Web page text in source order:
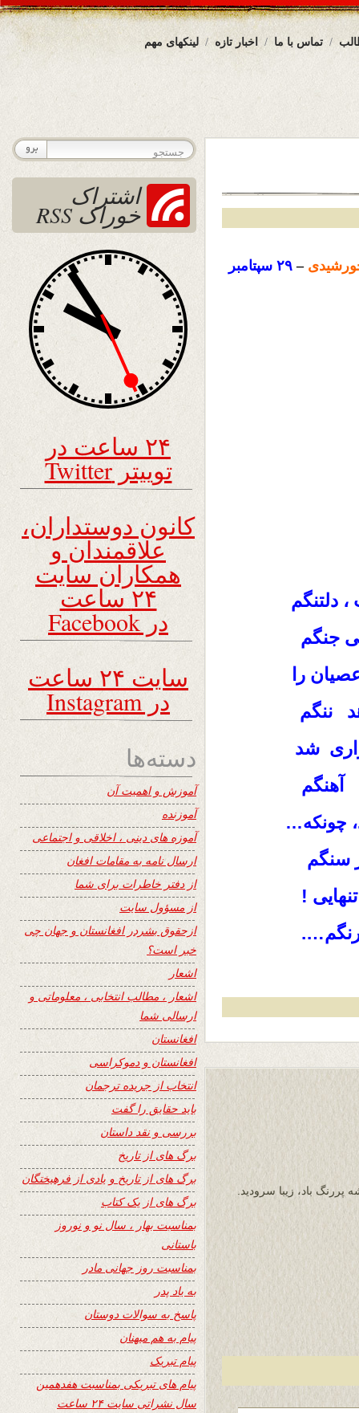
لینکهای مهم اخبار تازه تماس با ما
– ۲۹ سپتامبر
جنگم
را
ننگم
شد
چونکه…
سنگم
!
باد، زیبا سرودید.
اشتراک
خوراک RSS
۲۴ ساعت در
توییتر Twitter
کانون دوستداران،
علاقمندان و
همکاران سایت
۲۴ ساعت
در Facebook
سایت ۲۴ ساعت
در Instagram
دسته‌ها
آموزش و اهمیت آن
آموزنده
آموزه های دینی ، اخلاقی و اجتماعی
ارسال نامه به مقامات افغان
از دفتر خاطرات برای شما
از مسؤول سایت
ازحقوق بشردر افغانستان و جهان چی
خبر است؟
اشعار
اشعار ، مطالب انتخابی ، معلوماتی و
ارسالی شما
افغانستان
افغانستان و دموکراسی
انتخاب از جریده ترجمان
باید حقایق را گفت
بررسی و نقد داستان
برگ های از تاریخ
برگ های از تاریخ و یادی از فرهیختگان
برگ های از یک کتاب
بمناسبت بهار ، سال نو و نوروز
باستانی
بمناسبت روز جهانی مادر
به یاد پدر
پاسخ به سوالات دوستان
پیام به هم میهنان
پیام تبریک
پیام های تبریکی بمناسبت هفدهمین
سال نشراتی سایت ۲۴ ساعت